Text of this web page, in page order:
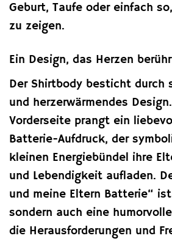
Geburt, Taufe oder einfach
zu zeigen.
Ein Design, das Herzen
Der Shirtbody besticht durch
und herzerwärmendes
Vorderseite prangt ein
Batterie-Aufdruck, der
kleinen Energiebündel ihre
und Lebendigkeit aufladen.
und meine Eltern Batterie“
sondern auch eine
die Herausforderungen und